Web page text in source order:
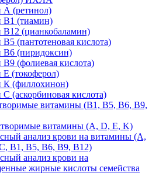
А (ретинол)
В1 (тиамин)
(цианкобаламин)
(пантотеновая кислота)
В6 (пиридоксин)
(фолиевая кислота)
(токоферол)
К (филлохинон)
(аскорбиновая кислота)
витамины (B1, B5, B6, В9,
витамины (A, D, E, K)
анализ крови на витамины (A,
B1, B5, B6, В9, B12)
анализ крови на
жирные кислоты семейства